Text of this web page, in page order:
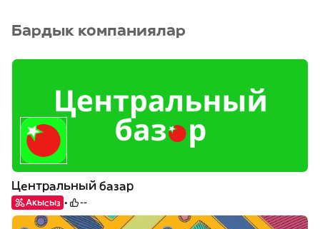
Бардык компаниялар
Центральный базар
Акысыз --